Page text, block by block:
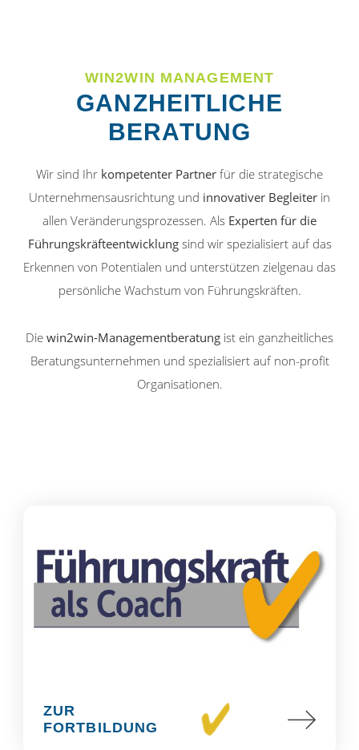
WIN2WIN MANAGEMENT
GANZHEITLICHE
BERATUNG
Wir sind Ihr kompetenter Partner für die strategische
Unternehmensausrichtung und innovativer Begleiter in
allen Veränderungsprozessen. Als Experten für die
Führungskräfteentwicklung sind wir spezialisiert auf das
Erkennen von Potentialen und unterstützen zielgenau das
persönliche Wachstum von Führungskräften.
Die win2win-Managementberatung ist ein ganzheitliches
Beratungsunternehmen und spezialisiert auf non-profit
Organisationen.
ZUR
FORTBILDUNG